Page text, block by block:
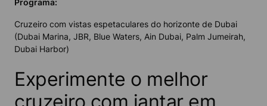
Programa:
Cruzeiro com vistas espetaculares do horizonte de Dubai
(Dubai Marina, JBR, Blue Waters, Ain Dubai, Palm Jumeirah,
Dubai Harbor)
Experimente o melhor
cruzeiro com jantar em